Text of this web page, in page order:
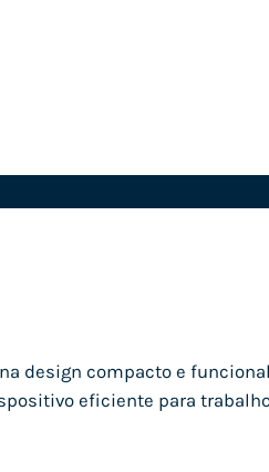
design compacto e
eficiente para